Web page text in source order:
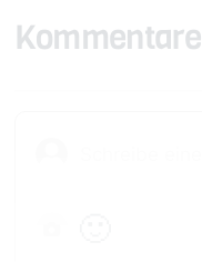
Kommentare